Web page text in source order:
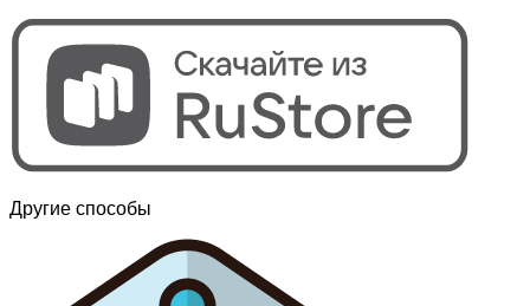
Другие способы